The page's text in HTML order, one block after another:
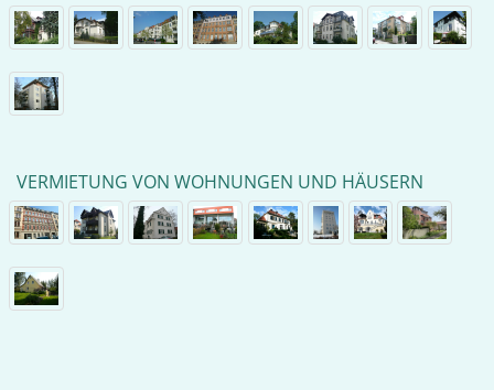
VERMIETUNG VON WOHNUNGEN UND HÄUSERN